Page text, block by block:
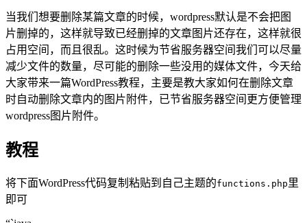
当我们想要删除某篇文章的时候，wordpress默认是不会把图
片删掉的，这样就导致已经删掉的文章图片还存在，这样就很
占用空间，而且很乱。这时候为节省服务器空间我们可以尽量
减少文件的数量，尽可能的删除一些没用的媒体文件，今天给
大家带来一篇WordPress教程，主要是教大家如何在删除文章
时自动删除文章内的图片附件，已节省服务器空间更方便管理
wordpress图片附件。
教程
将下面WordPress代码复制粘贴到自己主题的functions.php 里
即可